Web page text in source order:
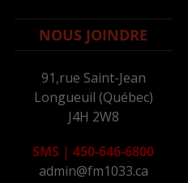
NOUS JOINDRE
91,rue Saint-Jean
Longueuil (Québec)
J4H 2W8
SMS | 450-646-6800
admin@fm1033.ca